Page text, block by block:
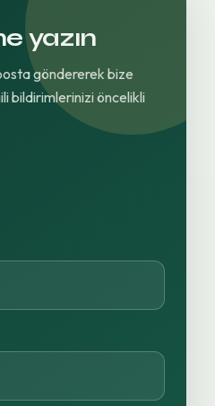
yazın
göndererek bize
bildirimlerinizi öncelikli